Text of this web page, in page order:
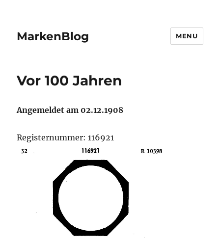
MarkenBlog MENU
Vor 100 Jahren
Angemeldet am 02.12.1908
Registernummer: 116921